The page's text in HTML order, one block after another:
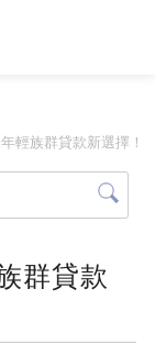
輕族群貸款新選擇！
群貸款